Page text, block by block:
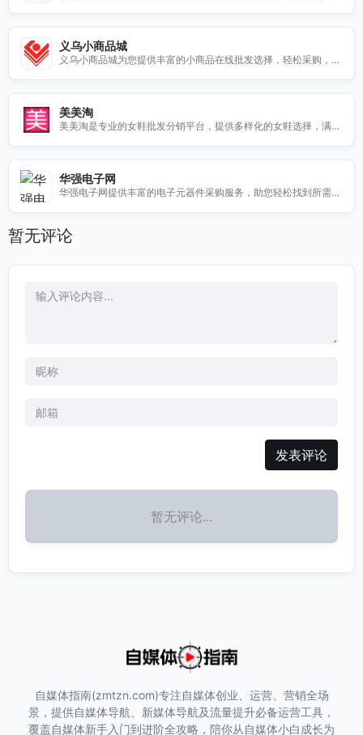
义乌小商品城
义乌小商品城为您提供丰富的小商品在线批发选择，轻松采购，品
美美淘
美美淘是专业的女鞋批发分销平台，提供多样化的女鞋选择，满足
华强电子网
华强电子网提供丰富的电子元器件采购服务，助您轻松找到所需产
暂无评论
发表评论
暂无评论...
自媒体指南(zmtzn.com)专注自媒体创业、运营、营销全场
景，提供自媒体导航、新媒体导航及流量提升必备运营工具，
覆盖自媒体新手入门到进阶全攻略，陪你从自媒体小白成长为